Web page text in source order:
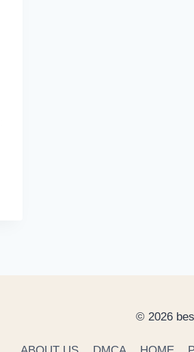
© 2026